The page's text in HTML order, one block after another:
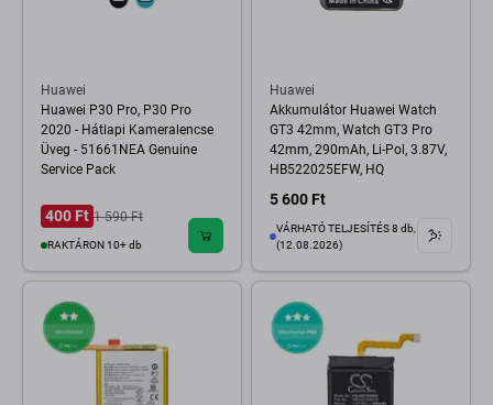
Huawei
Huawei P30 Pro, P30 Pro
2020 - Hátlapi Kameralencse
Üveg - 51661NEA Genuine
Service Pack
400 Ft 1 590 Ft
RAKTÁRON 10+ db
Huawei
Akkumulátor Huawei Watch
GT3 42mm, Watch GT3 Pro
42mm, 290mAh, Li-Pol, 3.87V,
HB522025EFW, HQ
5 600 Ft
VÁRHATÓ TELJESÍTÉS 8 db,
(12.08.2026)